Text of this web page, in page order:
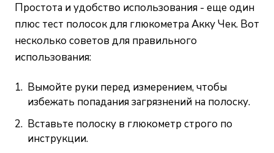
Простота и удобство использования - еще один
плюс тест полосок для глюкометра Акку Чек. Вот
несколько советов для правильного
использования:
Вымойте руки перед измерением, чтобы
избежать попадания загрязнений на полоску.
Вставьте полоску в глюкометр строго по
инструкции.